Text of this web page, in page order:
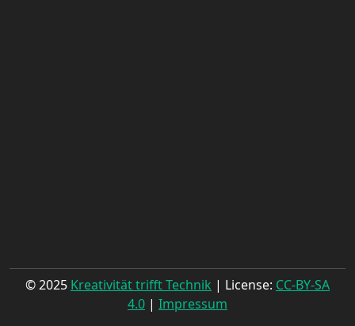
© 2025 Kreativität trifft Technik | License: CC-BY-SA
4.0 | Impressum